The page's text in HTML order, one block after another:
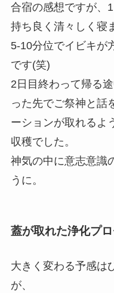
合宿の感想ですが、
持ち良く清々しく寝
5-10分位でイビキが
です(笑)
2日目終わって帰る
った先でご祭神と話
ーションが取れるよ
収穫でした。
神気の中に意志意識
うに。
蓋が取れた浄化プ
大きく変わる予感は
が、